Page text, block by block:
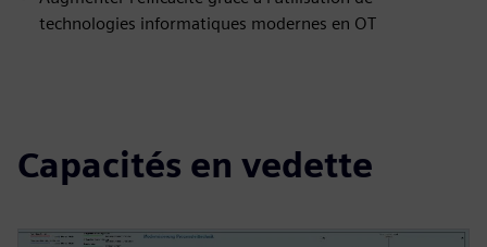
technologies informatiques modernes en OT
Capacités en vedette